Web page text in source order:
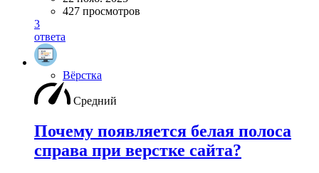
427 просмотров
3
ответа
Вёрстка
Средний
Почему появляется белая полоса
справа при верстке сайта?